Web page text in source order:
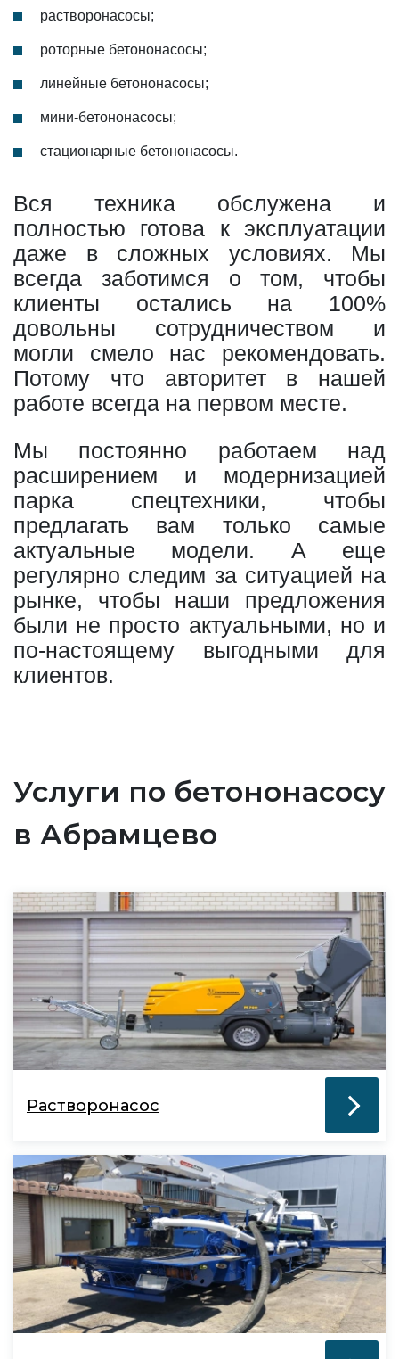
растворонасосы;
роторные бетононасосы;
линейные бетононасосы;
мини-бетононасосы;
стационарные бетононасосы.
Вся техника обслужена и
полностью готова к эксплуатации
даже в сложных условиях. Мы
всегда заботимся о том, чтобы
клиенты остались на 100%
довольны сотрудничеством и
могли смело нас рекомендовать.
Потому что авторитет в нашей
работе всегда на первом месте.
Мы постоянно работаем над
расширением и модернизацией
парка спецтехники, чтобы
предлагать вам только самые
актуальные модели. А еще
регулярно следим за ситуацией на
рынке, чтобы наши предложения
были не просто актуальными, но и
по-настоящему выгодными для
клиентов.
Услуги по бетононасосу
в Абрамцево
Растворонасос